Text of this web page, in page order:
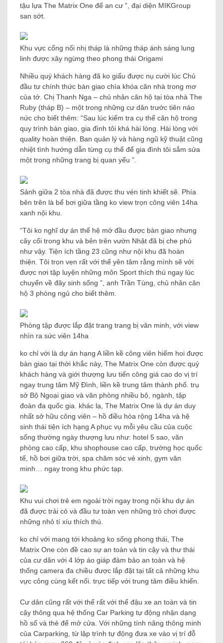
tậu lựa The Matrix One để an cư ”, đại diện MIKGroup
san sớt.
Khu vực cổng nối nhị tháp là những tháp ánh sáng lung
linh được xây ngừng theo phong thái Origami
Nhiều quý khách hàng đã ko giấu được nụ cười lúc Chủ
đầu tư chính thức bàn giao chìa khóa căn nhà trong mơ
của tớ. Chị Thanh Nga – chủ nhân căn hộ tại tòa nhà The
Ruby (tháp B) – một trong những cư dân trước tiên náo
nức cho biết thêm: “Sau lúc kiểm tra cụ thể căn hộ trong
quy trình bàn giao, gia đình tôi khá hài lòng. Hài lòng với
quality hoàn thiện. Ban quản lý và hàng ngũ kỹ thuật cũng
nhiệt tình hướng dẫn từng cụ thể để gia đình tôi sắm sửa
một trong những trang bị quan yếu ”.
Sảnh giữa 2 tòa nhà đã được thu vén tinh khiết sẽ. Phía
bên trên là bể bơi giữa tầng ko view trọn công viên 14ha
xanh nội khu.
“Tôi ko nghĩ dự án thế hệ mở đầu được bàn giao nhưng
cây cối trong khu và bên trên vườn Nhật đã bị che phủ
như vậy. Tiện ích tầng 23 cũng như nội khu đã hoàn
thiện. Tôi trọn vẹn rất với thể yên tâm rằng mình sẽ với
được nơi tập luyện những môn Sport thích thú ngay lúc
chuyển về đây sinh sống ”, anh Trần Tùng, chủ nhân căn
hộ 3 phòng ngủ cho biết thêm.
Phòng tập được lắp đặt trang trang bị văn minh, với view
nhìn ra sức viên 14ha
ko chỉ với là dự án hạng A liền kề công viên hiếm hoi được
bàn giao tại thời khắc này, The Matrix One còn được quý
khách hàng và giới thượng lưu tiến công giá cao do vị trí
ngay trung tâm Mỹ Đình, liền kề trung tâm thành phố. trụ
sở Bộ Ngoại giao và văn phòng nhiều bộ, ngành, tập
đoàn đa quốc gia. khác lạ, The Matrix One là dự án duy
nhất sở hữu công viên – hồ điều hòa rộng 14ha và hệ
sinh thái tiện ích hạng A phục vụ mỗi yêu cầu của cuộc
sống thường ngày thượng lưu như: hotel 5 sao, văn
phòng cao cấp, khu shophouse cao cấp, trường học quốc
tế, hồ bơi giữa trời, spa chăm sóc vẻ xinh, gym văn
minh… ngay trong khu phức tạp.
Khu vui chơi trẻ em ngoài trời ngay trong nội khu dự án
đã được trải cỏ và đầu tư toàn vẹn những trò chơi được
những nhỏ tí xíu thích thú.
ko chỉ với mang tới khoảng ko sống phong thái, The
Matrix One còn đề cao sự an toàn và tin cậy và thư thái
của cư dân với 4 lớp áo giáp đảm bảo an toàn và hệ
thống camera đa chiều được lắp đặt tại tất cả những khu
vực công cùng kết nối. trực tiếp với trung tâm điều khiển.
Cư dân cũng rất với thể rất với thể đậu xe an toàn và tin
cậy thông qua hệ thống Car Parking tự động nhận dạng
hồ số và thẻ để mở cửa. Với những tính năng thông minh
của Carparking, từ lập trình tự động đưa xe vào vị trí đỗ